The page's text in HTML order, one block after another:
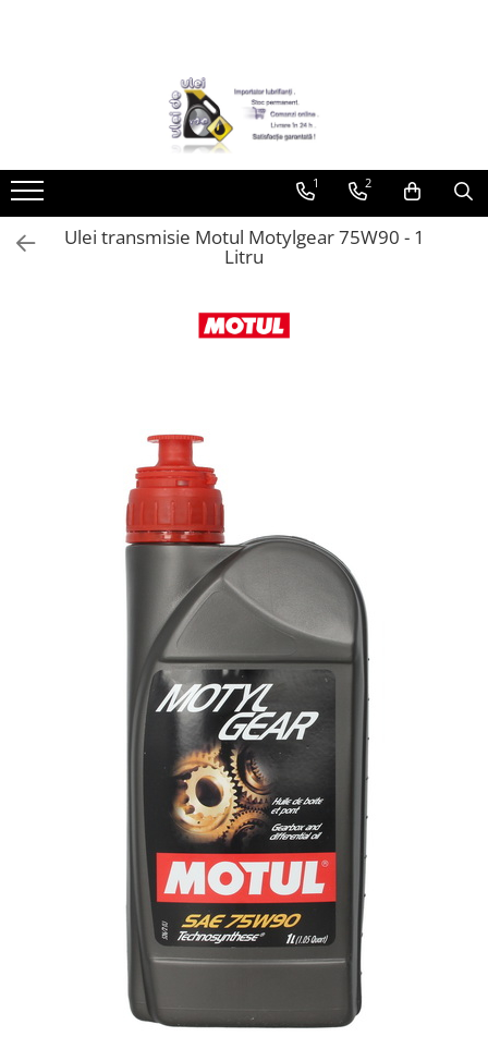
► Detailing si cosmetica
Curatare tapiterie auto
Curatare si intretinere piele
Plastice interioare
Jante si anvelope
Accesorii spalare si uscare
Intretinere motor
Curatare generala
Spalare si detailing rapid
Decontaminare vopsea
Dressing exterior
Recipiente si pulverizatoare
■ Accesorii filtre
■ Filtre combustibil
1 2
Ulei transmisie Motul Motylgear 75W90 - 1
Litru